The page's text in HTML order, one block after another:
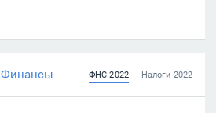
Финансы ФНС 2022 Налоги 2022